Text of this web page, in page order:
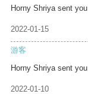
Horny Shriya sent
2022-01-15
游客
Horny Shriya sent
2022-01-10